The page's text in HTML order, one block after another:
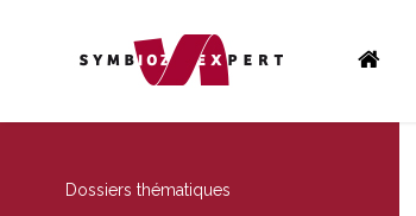
Dossiers thématiques